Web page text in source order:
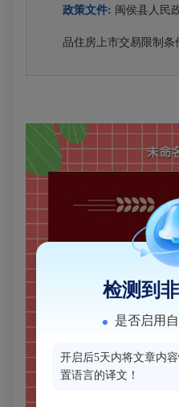
政策文件: 闽侯县人民
品住房上市交易限制条
检测到
是否启用
开启后5天内将文章内
置语言的译文！